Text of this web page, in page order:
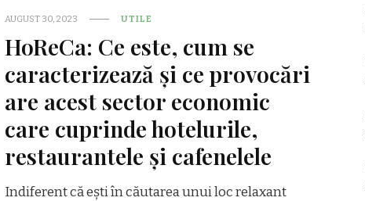
AUGUST 30, 2023 UTILE
HoReCa: Ce este, cum se
caracterizează și ce provocări
are acest sector economic
care cuprinde hotelurile,
restaurantele și cafenelele
Indiferent că ești în căutarea unui loc relaxant